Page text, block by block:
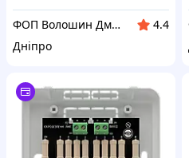
ФОП Волошин Дмитро Олексійович
4.4
Дніпро